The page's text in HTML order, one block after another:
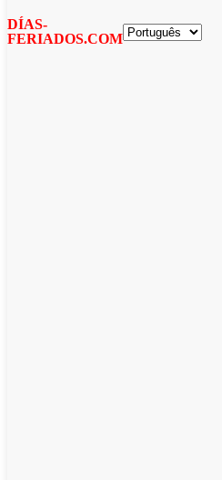
DÍAS-
FERIADOS.COM